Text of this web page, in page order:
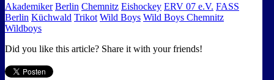
Akademiker Berlin Chemnitz Eishockey ERV 07 e.V. FASS
Berlin Küchwald Trikot Wild Boys Wild Boys Chemnitz
Wildboys
Did you like this article? Share it with your friends!